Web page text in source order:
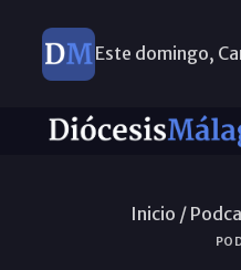
Este domingo,
Inicio /